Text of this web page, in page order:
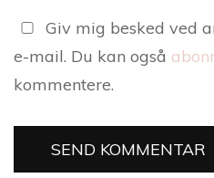
Giv mig besked ved
e-mail. Du kan også
kommentere.